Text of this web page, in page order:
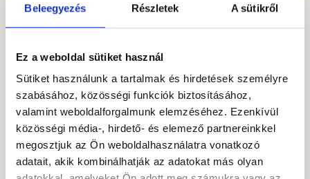
Beleegyezés Részletek A sütikről
Ez a weboldal sütiket használ
Sütiket használunk a tartalmak és hirdetések személyre
szabásához, közösségi funkciók biztosításához,
valamint weboldalforgalmunk elemzéséhez. Ezenkívül
közösségi média-, hirdető- és elemező partnereinkkel
megosztjuk az Ön weboldalhasználatra vonatkozó
adatait, akik kombinálhatják az adatokat más olyan
Mit tanulhat mindebből a sportvilág?
kirajzolja, milyen különböző irányba mehet a sport és
extrém erőforrás-igényű sportág is tud technológiai
innovációt felmutatni, ha az ESG-t mérhető célokkal
közelíti meg. Az olimpiák esetében látszik, hogy az új
épületek arányának csökkentése működik, de a
politikai presztízsprojektek könnyen felülírják a
fenntarthatóságot. A FIFA példája pedig azt bizonyítja:
az ESG-retorika semmit sem ér, ha a háttérben a
rövid távú profitmaximalizálás és az átláthatatlanság